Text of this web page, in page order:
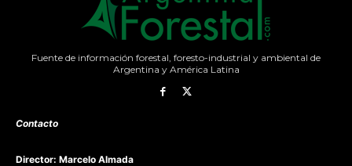
Fuente de información forestal, foresto-industrial y ambiental de
Argentina y América Latina
Contacto
Director: Marcelo Almada